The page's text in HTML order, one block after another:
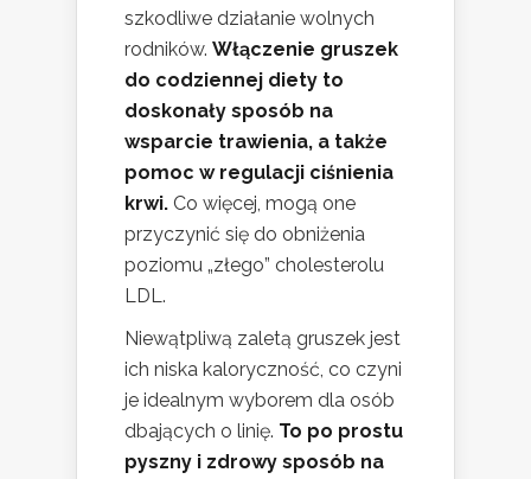
szkodliwe działanie wolnych
rodników. Włączenie gruszek
do codziennej diety to
doskonały sposób na
wsparcie trawienia, a także
pomoc w regulacji ciśnienia
krwi. Co więcej, mogą one
przyczynić się do obniżenia
poziomu „złego” cholesterolu
LDL.
Niewątpliwą zaletą gruszek jest
ich niska kaloryczność, co czyni
je idealnym wyborem dla osób
dbających o linię. To po prostu
pyszny i zdrowy sposób na